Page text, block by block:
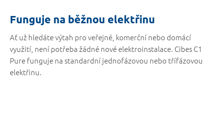
Funguje na běžnou elektřinu
Ať už hledáte výtah pro veřejné, komerční nebo domácí
využití, není potřeba žádné nové elektroinstalace. Cibes C1
Pure funguje na standardní jednofázovou nebo třífázovou
elektřinu.